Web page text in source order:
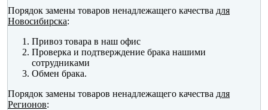
Порядок замены товаров ненадлежащего качества для
Новосибирска:
Привоз товара в наш офис
Проверка и подтверждение брака нашими
сотрудниками
Обмен брака.
Порядок замены товаров ненадлежащего качества для
Регионов: